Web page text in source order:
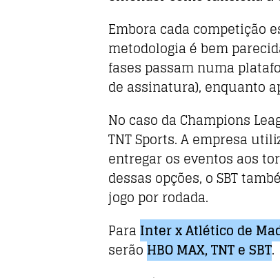
Embora cada competição
metodologia é bem
fases passam numa
de assinatura), enquanto
No caso da Champions
TNT Sports. A empresa
entregar os eventos aos
dessas opções, o SBT
jogo por rodada.
Para Inter x Atlético de
serão HBO MAX, TNT e SBT.